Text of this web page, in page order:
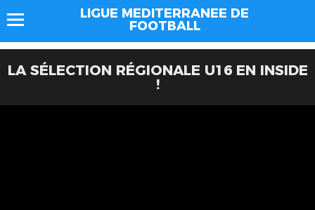
LIGUE MEDITERRANEE DE
FOOTBALL
LA SÉLECTION RÉGIONALE U16 EN INSIDE
!